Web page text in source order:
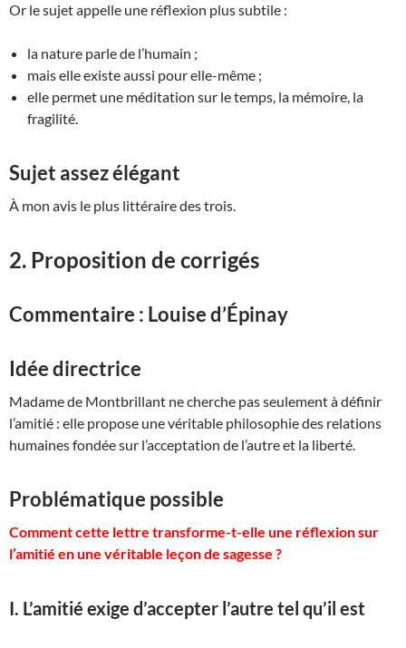
Or le sujet appelle une réflexion plus subtile :
la nature parle de l’humain ;
mais elle existe aussi pour elle-même ;
elle permet une méditation sur le temps, la mémoire, la
fragilité.
Sujet assez élégant
À mon avis le plus littéraire des trois.
2. Proposition de corrigés
Commentaire : Louise d’Épinay
Idée directrice
Madame de Montbrillant ne cherche pas seulement à définir
l’amitié : elle propose une véritable philosophie des relations
humaines fondée sur l’acceptation de l’autre et la liberté.
Problématique possible
Comment cette lettre transforme-t-elle une réflexion sur
l’amitié en une véritable leçon de sagesse ?
I. L’amitié exige d’accepter l’autre tel qu’il est